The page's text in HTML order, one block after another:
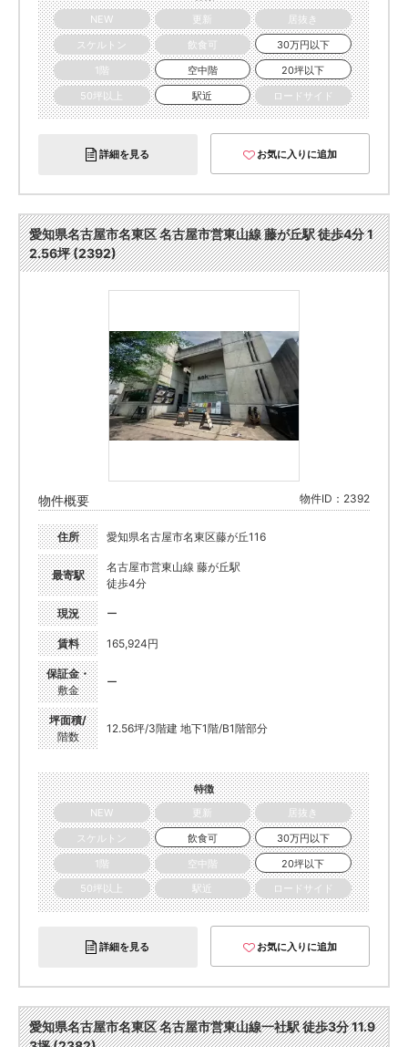
NEW
更新
居抜き
スケルトン
飲食可
30万円以下
1階
空中階
20坪以下
50坪以上
駅近 ロードサイド
詳細を見る お気に入りに追加
愛知県名古屋市名東区 名古屋市営東山線 藤が丘駅 徒歩4分 1
2.56坪 (2392)
物件概要 物件ID：2392
住所 愛知県名古屋市名東区藤が丘116
最寄駅
名古屋市営東山線 藤が丘駅
徒歩4分
現況 ー
賃料 165,924円
保証金・
敷金
ー
坪面積/
階数
12.56坪/3階建 地下1階/B1階部分
特徴
NEW
更新
居抜き
スケルトン
飲食可
30万円以下
1階
空中階
20坪以下
50坪以上
駅近 ロードサイド
詳細を見る お気に入りに追加
愛知県名古屋市名東区 名古屋市営東山線一社駅 徒歩3分 11.9